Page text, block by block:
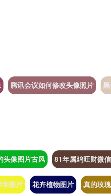
腾讯会议如何修改头像照片
头像图片古风 81年属鸡旺财微
字图片 花卉植物图片 真的玫